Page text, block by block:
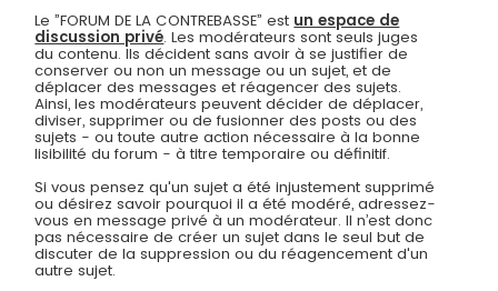
Le ”FORUM DE LA CONTREBASSE” est un espace de
discussion privé. Les modérateurs sont seuls juges
du contenu. Ils décident sans avoir à se justifier de
conserver ou non un message ou un sujet, et de
déplacer des messages et réagencer des sujets.
Ainsi, les modérateurs peuvent décider de déplacer,
diviser, supprimer ou de fusionner des posts ou des
sujets - ou toute autre action nécessaire à la bonne
lisibilité du forum - à titre temporaire ou définitif.
Si vous pensez qu'un sujet a été injustement supprimé
ou désirez savoir pourquoi il a été modéré, adressez-
vous en message privé à un modérateur. Il n’est donc
pas nécessaire de créer un sujet dans le seul but de
discuter de la suppression ou du réagencement d'un
autre sujet.